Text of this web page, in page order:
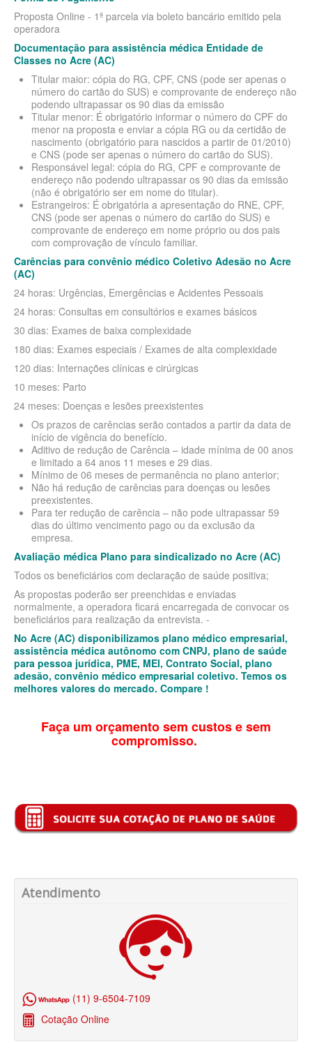
SANTARIS PLANO DE SAÚDE FAMILIAR
SÃO CRISTOVÃO PLANO DE SAÚDE FAMILIAR
SÃO MIGUEL PLANO DE SAÚDE FAMILIAR
STA CASA MAUÁ PLANO DE SAÚDE FAMILIAR
TOTAL MEDCARE PLANO DE SAÚDE FAMILIAR
TRASMONTANO PLANO DE SAÚDE FAMILIAR
ÚNICA PLANO DE SAÚDE FAMILIAR
UNIHOSP PLANO DE SAÚDE FAMILIAR
UNIMED GUARULHOS PLANO DE SAÚDE FAMILIAR
PLANO DE SAÚDE INFANTIL
AMIL PLANO DE SAÚDE INFANTIL
BIO SAÚDE PLANO DE SAÚDE INFANTIL
BIOVIDA PLANO DE SAÚDE INFANTIL
BLUE MED PLANO DE SAÚDE INFANTIL
CLASSES PLANO DE SAÚDE INFANTIL
CUIDAR ME PLANO DE SAÚDE INFANTIL
GARANTIA GS PLANO DE SAÚDE INFANTIL
GNDI PLANO DE SAÚDE INFANTIL
KIPP PLANO DE SAÚDE INFANTIL
MEDICAL HEALTH PLANO DE SAÚDE INFANTIL
MED TOUR PLANO DE SAÚDE INFANTIL
PLENA PLANO DE SAÚDE INFANTIL
QSAUDE PLANO DE SAÚDE INFANTIL
SANTA HELENA PLANO DE SAÚDE INFANTIL
SÃO CRISTOVÃO PLANO DE SAÚDE INFANTIL
SÃO MIGUEL PLANO DE SAÚDE INFANTIL
TOTAL MEDCARE PLANO DE SAÚDE INFANTIL
UNIHOSP PLANO DE SAÚDE INFANTIL
BIO SAÚDE PLANO DE SAÚDE SÊNIOR
BIOVIDA PLANO DE SAÚDE SÊNIOR
BLUE MED PLANO DE SAÚDE SÊNIOR
CUIDAR ME PLANO DE SAÚDE SÊNIOR
GNDI PLANO DE SAÚDE SÊNIOR
Proposta Online - 1ª parcela via boleto bancário emitido pela
operadora
Documentação para assistência médica Entidade de
Classes no Acre (AC)
Titular maior: cópia do RG, CPF, CNS (pode ser apenas o
número do cartão do SUS) e comprovante de endereço não
podendo ultrapassar os 90 dias da emissão
Titular menor: É obrigatório informar o número do CPF do
menor na proposta e enviar a cópia RG ou da certidão de
nascimento (obrigatório para nascidos a partir de 01/2010)
e CNS (pode ser apenas o número do cartão do SUS).
Responsável legal: cópia do RG, CPF e comprovante de
endereço não podendo ultrapassar os 90 dias da emissão
(não é obrigatório ser em nome do titular).
Estrangeiros: É obrigatória a apresentação do RNE, CPF,
CNS (pode ser apenas o número do cartão do SUS) e
comprovante de endereço em nome próprio ou dos pais
com comprovação de vínculo familiar.
Carências para convênio médico Coletivo Adesão no Acre
(AC)
24 horas: Urgências, Emergências e Acidentes Pessoais
24 horas: Consultas em consultórios e exames básicos
30 dias: Exames de baixa complexidade
180 dias: Exames especiais / Exames de alta complexidade
120 dias: Internações clínicas e cirúrgicas
10 meses: Parto
24 meses: Doenças e lesões preexistentes
Os prazos de carências serão contados a partir da data de
início de vigência do benefício.
Aditivo de redução de Carência – idade mínima de 00 anos
e limitado a 64 anos 11 meses e 29 dias.
Mínimo de 06 meses de permanência no plano anterior;
Não há redução de carências para doenças ou lesões
preexistentes.
Para ter redução de carência – não pode ultrapassar 59
dias do último vencimento pago ou da exclusão da
empresa.
Avaliação médica Plano para sindicalizado no Acre (AC)
Todos os beneficiários com declaração de saúde positiva;
As propostas poderão ser preenchidas e enviadas
normalmente, a operadora ficará encarregada de convocar os
beneficiários para realização da entrevista. -
No Acre (AC) disponibilizamos plano médico empresarial,
assistência médica autônomo com CNPJ, plano de saúde
para pessoa jurídica, PME, MEI, Contrato Social, plano
adesão, convênio médico empresarial coletivo. Temos os
melhores valores do mercado. Compare !
Faça um orçamento sem custos e sem
compromisso.
Atendimento
(11) 9-6504-7109
Cotação Online